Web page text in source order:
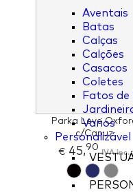
Aventais
Batas
Calças
Calções
Casacos
Coletes
Fatos de
Varios
Personalizável
Parka Leve
c/Capuz
€ 45,90 IVA inc.